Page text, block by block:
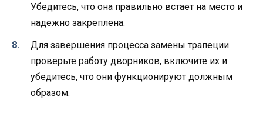
Убедитесь, что она правильно встает на место и
надежно закреплена.
Для завершения процесса замены трапеции
проверьте работу дворников, включите их и
убедитесь, что они функционируют должным
образом.